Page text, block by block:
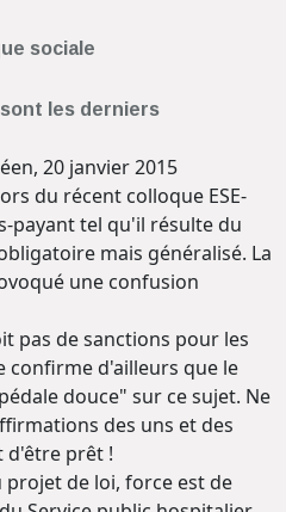
sociale
les derniers
20 janvier 2015
du récent colloque ESE-
payant tel qu'il résulte du
mais généralisé. La
une confusion
pas de sanctions pour les
confirme d'ailleurs que le
douce" sur ce sujet. Ne
des uns et des
d'être prêt !
projet de loi, force est de